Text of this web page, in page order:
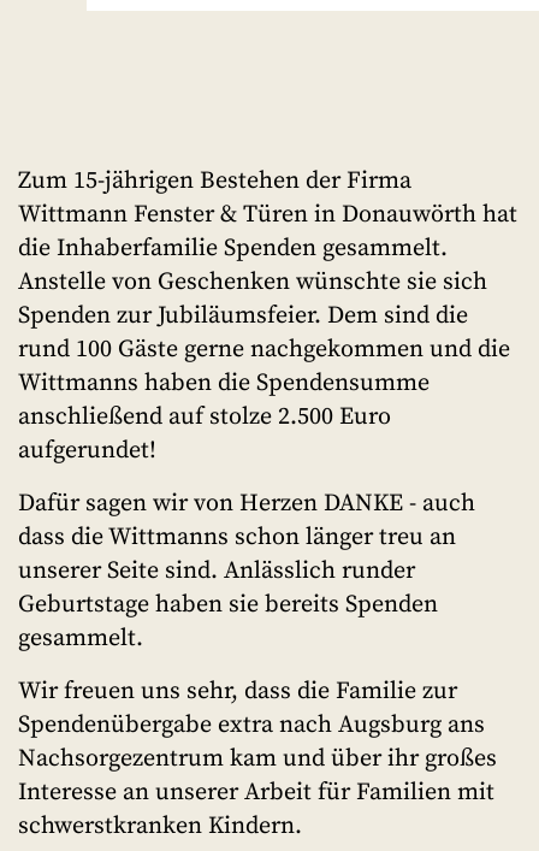
Zum 15-jährigen Bestehen der Firma
Wittmann Fenster & Türen in Donauwörth hat
die Inhaberfamilie Spenden gesammelt.
Anstelle von Geschenken wünschte sie sich
Spenden zur Jubiläumsfeier. Dem sind die
rund 100 Gäste gerne nachgekommen und die
Wittmanns haben die Spendensumme
anschließend auf stolze 2.500 Euro
aufgerundet!
Dafür sagen wir von Herzen DANKE - auch
dass die Wittmanns schon länger treu an
unserer Seite sind. Anlässlich runder
Geburtstage haben sie bereits Spenden
gesammelt.
Wir freuen uns sehr, dass die Familie zur
Spendenübergabe extra nach Augsburg ans
Nachsorgezentrum kam und über ihr großes
Interesse an unserer Arbeit für Familien mit
schwerstkranken Kindern.